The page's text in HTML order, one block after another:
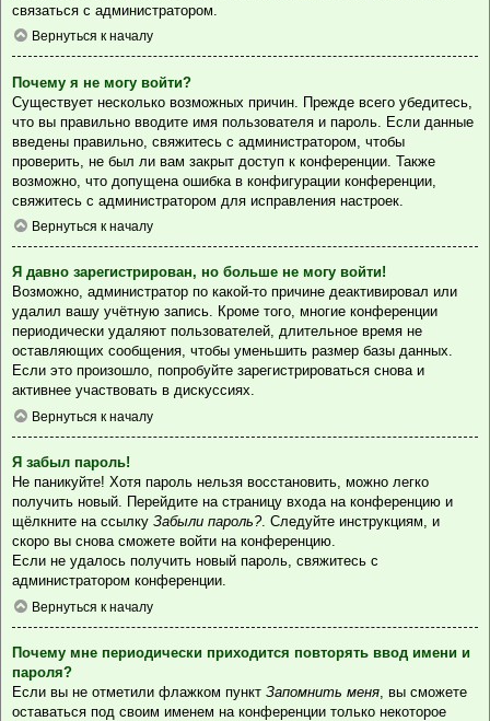
связаться с администратором.
Вернуться к началу
Почему я не могу войти?
Существует несколько возможных причин. Прежде всего убедитесь,
что вы правильно вводите имя пользователя и пароль. Если данные
введены правильно, свяжитесь с администратором, чтобы
проверить, не был ли вам закрыт доступ к конференции. Также
возможно, что допущена ошибка в конфигурации конференции,
свяжитесь с администратором для исправления настроек.
Вернуться к началу
Я давно зарегистрирован, но больше не могу войти!
Возможно, администратор по какой-то причине деактивировал или
удалил вашу учётную запись. Кроме того, многие конференции
периодически удаляют пользователей, длительное время не
оставляющих сообщения, чтобы уменьшить размер базы данных.
Если это произошло, попробуйте зарегистрироваться снова и
активнее участвовать в дискуссиях.
Вернуться к началу
Я забыл пароль!
Не паникуйте! Хотя пароль нельзя восстановить, можно легко
получить новый. Перейдите на страницу входа на конференцию и
щёлкните на ссылку Забыли пароль?. Следуйте инструкциям, и
скоро вы снова сможете войти на конференцию.
Если не удалось получить новый пароль, свяжитесь с
администратором конференции.
Вернуться к началу
Почему мне периодически приходится повторять ввод имени и
пароля?
Если вы не отметили флажком пункт Запомнить меня , вы сможете
оставаться под своим именем на конференции только некоторое